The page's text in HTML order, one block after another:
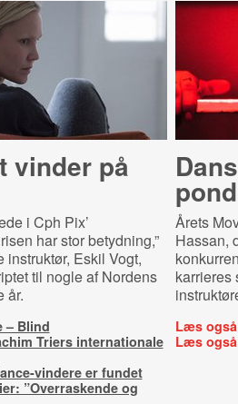
vinder på
i Cph Pix’
har stor betydning,”
Eskil Vogt,
til nogle af Nordens
år.
– Blind
Triers internationale
vindere er fundet
”Overraskende og
Årets
Hassan,
karrieres
Læs
Læs